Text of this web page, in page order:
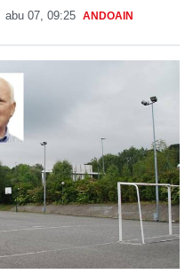
abu 07, 09:25 ANDOAIN